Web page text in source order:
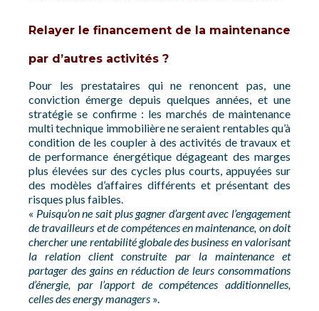
Relayer le financement de la maintenance
par d’autres activités ?
Pour les prestataires qui ne renoncent pas, une
conviction émerge depuis quelques années, et une
stratégie se confirme : les marchés de maintenance
multi technique immobilière ne seraient rentables qu’à
condition de les coupler à des activités de travaux et
de performance énergétique dégageant des marges
plus élevées sur des cycles plus courts, appuyées sur
des modèles d’affaires différents et présentant des
risques plus faibles.
« Puisqu’on ne sait plus gagner d’argent avec l’engagement
de travailleurs et de compétences en maintenance, on doit
chercher une rentabilité globale des business en valorisant
la relation client construite par la maintenance et
partager des gains en réduction de leurs consommations
d’énergie, par l’apport de compétences additionnelles,
celles des energy managers ».